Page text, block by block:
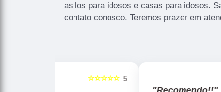
asilos para idosos e casas para idosos.
contato conosco. Teremos prazer em